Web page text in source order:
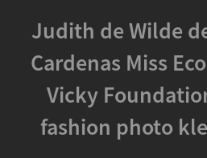
Judith de Wilde
Cardenas Miss
Vicky
fashion photo